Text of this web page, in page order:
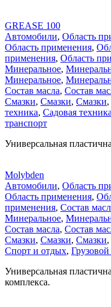
GREASE 100
Автомобили, Область
Область применения,
применения, Область
Минеральное,
Минеральное,
Состав масла, Состав
Смазки, Смазки, Смазки,
техника, Садовая техника
транспорт
Универсальная
Molybden
Автомобили, Область
Область применения,
применения, Состав
Минеральное,
Состав масла, Состав
Смазки, Смазки, Смазки,
Спорт и отдых,
Универсальная
комплекса.